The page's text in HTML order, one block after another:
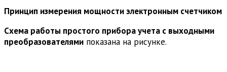
Принцип измерения мощности электронным счетчиком
Схема работы простого прибора учета с выходными
преобразователями показана на рисунке.